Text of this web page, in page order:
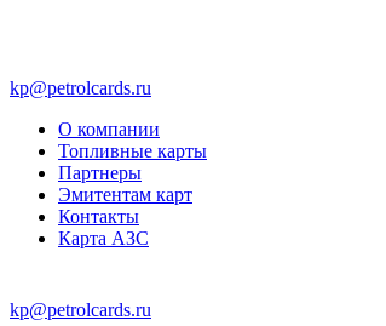
kp@petrolcards.ru
О компании
Топливные карты
Партнеры
Эмитентам карт
Контакты
Карта АЗС
kp@petrolcards.ru